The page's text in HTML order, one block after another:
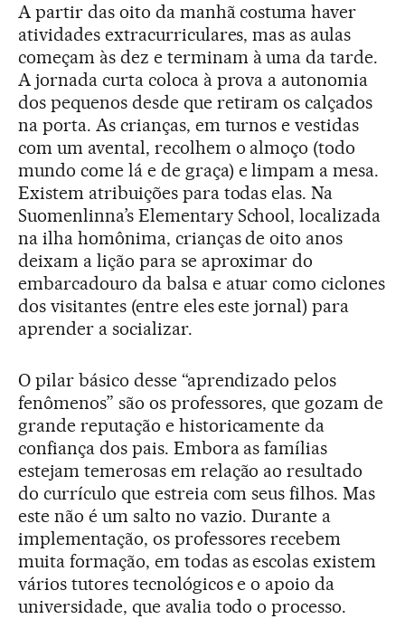
A partir das oito da manhã costuma haver
atividades extracurriculares, mas as aulas
começam às dez e terminam à uma da tarde.
A jornada curta coloca à prova a autonomia
dos pequenos desde que retiram os calçados
na porta. As crianças, em turnos e vestidas
com um avental, recolhem o almoço (todo
mundo come lá e de graça) e limpam a mesa.
Existem atribuições para todas elas. Na
Suomenlinna’s Elementary School, localizada
na ilha homônima, crianças de oito anos
deixam a lição para se aproximar do
embarcadouro da balsa e atuar como ciclones
dos visitantes (entre eles este jornal) para
aprender a socializar.
O pilar básico desse “aprendizado pelos
fenômenos” são os professores, que gozam de
grande reputação e historicamente da
confiança dos pais. Embora as famílias
estejam temerosas em relação ao resultado
do currículo que estreia com seus filhos. Mas
este não é um salto no vazio. Durante a
implementação, os professores recebem
muita formação, em todas as escolas existem
vários tutores tecnológicos e o apoio da
universidade, que avalia todo o processo.